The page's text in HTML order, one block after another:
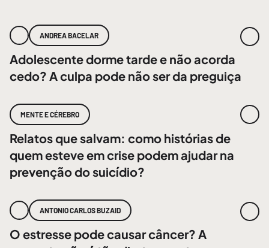
ANDREA BACELAR
Adolescente dorme tarde e não acorda
cedo? A culpa pode não ser da preguiça
MENTE E CÉREBRO
Relatos que salvam: como histórias de
quem esteve em crise podem ajudar na
prevenção do suicídio?
ANTONIO CARLOS BUZAID
O estresse pode causar câncer? A